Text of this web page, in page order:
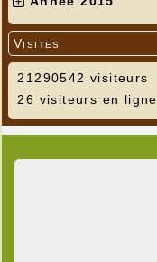
Visites
21290542 visiteurs
26 visiteurs en ligne